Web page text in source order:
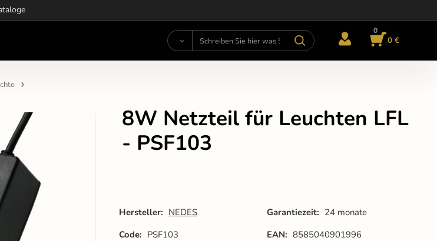
0
0 €
8W Netzteil für Leuchten LFL
- PSF103
Hersteller: NEDES Garantiezeit: 24 monate
Code: PSF103 EAN: 8585040901996